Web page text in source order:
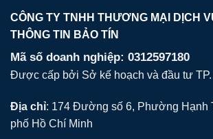
CÔNG TY TNHH THƯƠNG MẠI DỊCH
THÔNG TIN BẢO TÍN
Mã số doanh nghiệp: 0312597180
Được cấp bởi Sở kế hoạch và đầu tư TP.
Địa chỉ: 174 Đường số 6, Phường Hạnh
phố Hồ Chí Minh